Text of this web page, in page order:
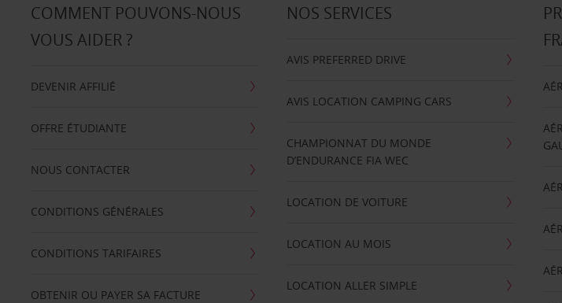
COMMENT POUVONS-NOUS
VOUS AIDER ?
DEVENIR AFFILIÉ
OFFRE ÉTUDIANTE
NOUS CONTACTER
CONDITIONS GÉNÉRALES
CONDITIONS TARIFAIRES
OBTENIR OU PAYER SA FACTURE
NOS SERVICES
AVIS PREFERRED DRIVE
AVIS LOCATION CAMPING CARS
CHAMPIONNAT DU MONDE
D’ENDURANCE FIA WEC
LOCATION DE VOITURE
LOCATION AU MOIS
LOCATION ALLER SIMPLE